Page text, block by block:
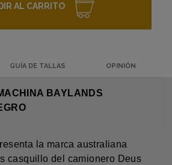
AL CARRITO
GUÍA DE TALLAS OPINIÓN
BAYLANDS
la marca australiana
casquillo del camionero Deus